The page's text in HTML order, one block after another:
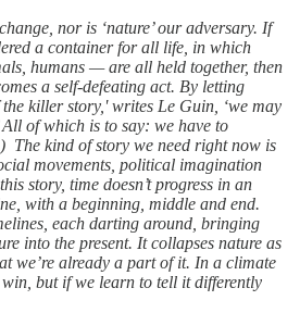
nor is ‘nature’ our adversary. If
a container for all life, in which
humans — are all held together, then
a self-defeating act. By letting
killer story,' writes Le Guin, ‘we may
of which is to say: we have to
The kind of story we need right now is
movements, political imagination
story, time doesn’t progress in an
with a beginning, middle and end.
each darting around, bringing
into the present. It collapses nature as
we’re already a part of it. In a climate
but if we learn to tell it differently